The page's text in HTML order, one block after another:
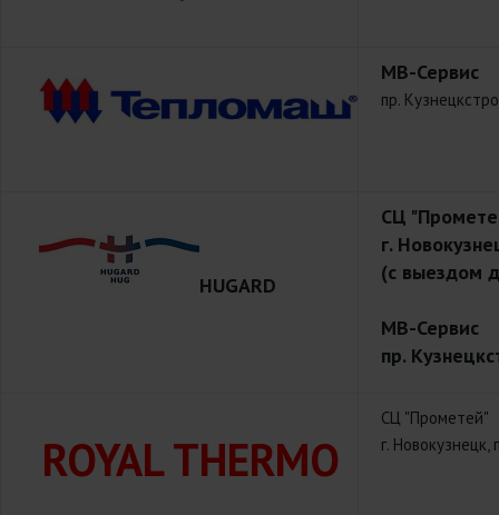
МВ-Сервис
пр.
HUGARD
СЦ
г.
(с выездом
МВ-Сервис
пр.
ROYAL THERMO
СЦ "Прометей"
г.